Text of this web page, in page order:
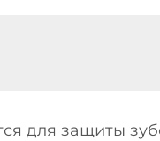
для защиты